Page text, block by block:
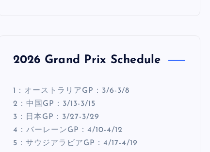
2026 Grand Prix Schedule
1：オーストラリアGP：3/6-3/8
2：中国GP：3/13-3/15
3：日本GP：3/27-3/29
4：バーレーンGP：4/10-4/12
5：サウジアラビアGP：4/17-4/19